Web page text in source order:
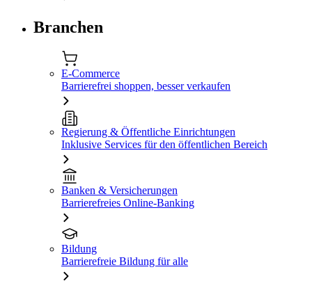
Branchen
E-Commerce
Barrierefrei shoppen, besser verkaufen
Regierung & Öffentliche Einrichtungen
Inklusive Services für den öffentlichen Bereich
Banken & Versicherungen
Barrierefreies Online-Banking
Bildung
Barrierefreie Bildung für alle